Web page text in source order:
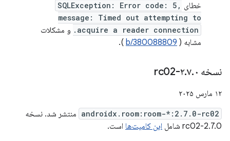
خطای SQLException: Error code: 5,
message: Timed out attempting to
acquire a reader connection.
و مشکلات
مشابه ( b/380088809
).
نسخه ۲ .۷.۰-rc02
۱۲ مارس ۲۰۲۵
androidx.room:room-*:2.7.0-rc02 منتشر شد. نسخه
2.7.0-rc02 شامل
این کامیت‌ها است.